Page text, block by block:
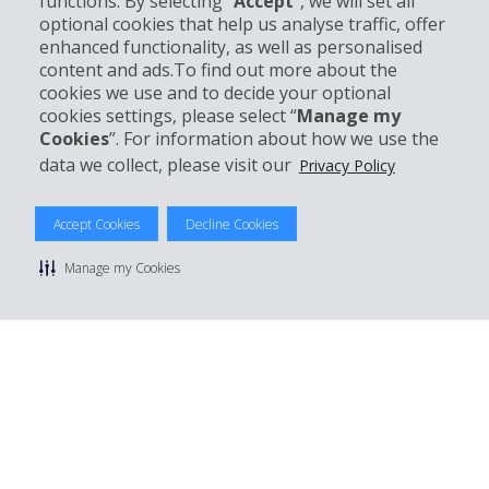
optional cookies that help us analyse traffic, offer
enhanced functionality, as well as personalised
content and ads.To find out more about the
cookies we use and to decide your optional
cookies settings, please select “Manage my
Cookies”. For information about how we use the
data we collect, please visit our Privacy Policy
Accept Cookies Decline Cookies
Manage my Cookies
Klantenservice
Boek bij Hertz
© 2026 The Hertz System, Inc.
Privacybeleid | Gebruiksvoorwaarden |
Sitemap